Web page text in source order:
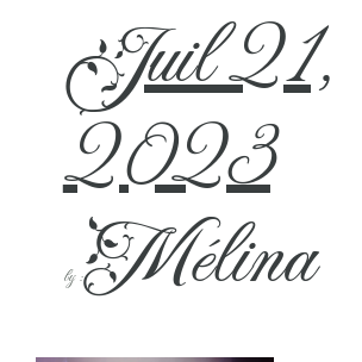
Juil 21,
2023
by :Mélina